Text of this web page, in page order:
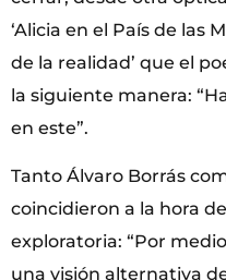
‘Alicia en el País de las
de la realidad’ que el
la siguiente manera:
en este”.
Tanto Álvaro Borrás
coincidieron a la hora
exploratoria: “Por
una visión alternativa